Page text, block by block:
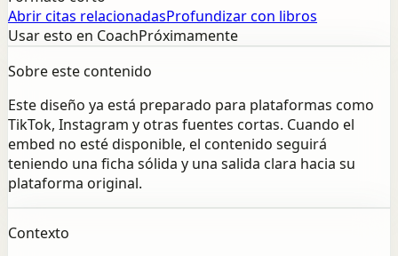
Abrir citas relacionadasProfundizar con libros
Usar esto en CoachPróximamente
Sobre este contenido
Este diseño ya está preparado para plataformas como
TikTok, Instagram y otras fuentes cortas. Cuando el
embed no esté disponible, el contenido seguirá
teniendo una ficha sólida y una salida clara hacia su
plataforma original.
Contexto